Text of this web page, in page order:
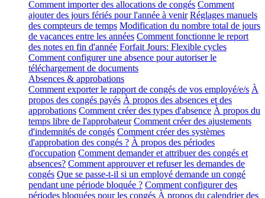
Comment importer des allocations de congés Comment
ajouter des jours fériés pour l'année à venir Réglages manuels
des compteurs de temps Modification du nombre total de jours
de vacances entre les années Comment fonctionne le report
des notes en fin d'année Forfait Jours: Flexible cycles
Comment configurer une absence pour autoriser le
téléchargement de documents
Absences & approbations
Comment exporter le rapport de congés de vos employé/e/s À
propos des congés payés À propos des absences et des
approbations Comment créer des types d'absence À propos du
temps libre de l'approbateur Comment créer des ajustements
d'indemnités de congés Comment créer des systèmes
d'approbation des congés ? À propos des périodes
d'occupation Comment demander et attribuer des congés et
absences? Comment approuver et refuser les demandes de
congés Que se passe-t-il si un employé demande un congé
pendant une période bloquée ? Comment configurer des
périodes bloquées pour les congés À propos du calendrier des